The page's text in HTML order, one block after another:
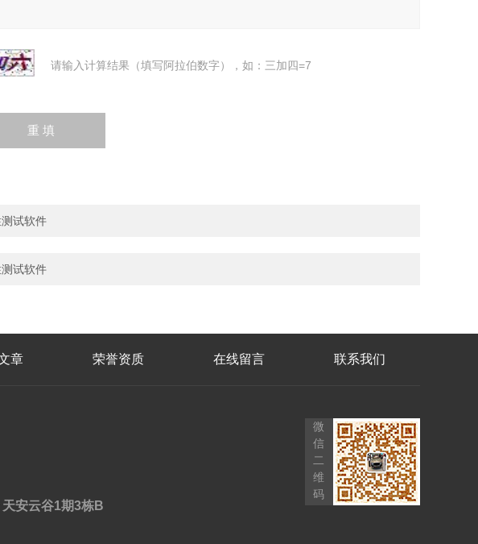
请输入计算结果（填写阿拉伯数字），如：三加四=7
试软件
试软件
章 荣誉资质 在线留言 联系我们
安云谷1期3栋B
微
信
二
维
码